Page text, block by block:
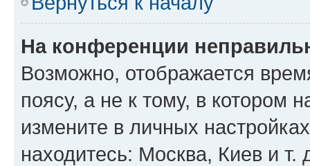
На конференции
Возможно, отображается
поясу, а не к тому, в котором
измените в личных
находитесь: Москва, Киев и т.